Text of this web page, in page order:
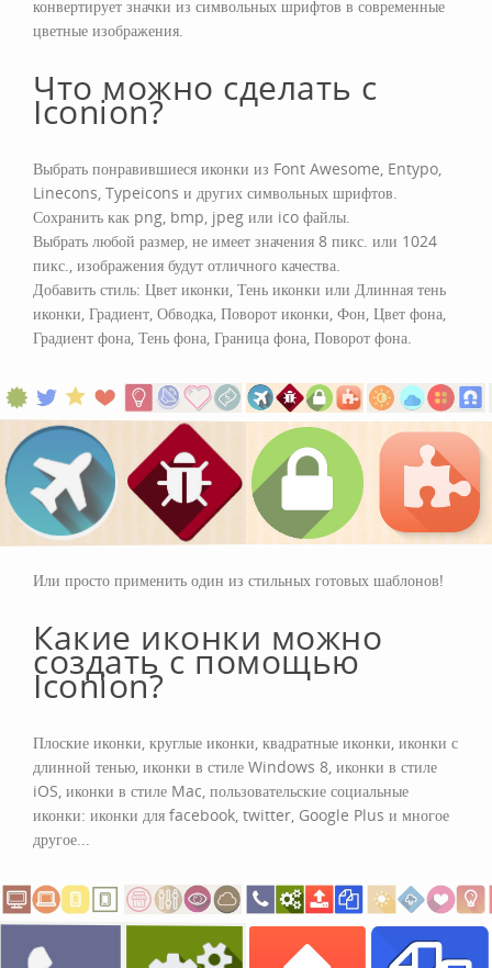
конвертирует значки из символьных шрифтов в современные
цветные изображения.
Что можно сделать с
Iconion?
Выбрать понравившиеся иконки из Font Awesome, Entypo,
Linecons, Typeicons и других символьных шрифтов.
Сохранить как png, bmp, jpeg или ico файлы.
Выбрать любой размер, не имеет значения 8 пикс. или 1024
пикс., изображения будут отличного качества.
Добавить стиль: Цвет иконки, Тень иконки или Длинная тень
иконки, Градиент, Обводка, Поворот иконки, Фон, Цвет фона,
Градиент фона, Тень фона, Граница фона, Поворот фона.
Icon long shadow
Или просто применить один из стильных готовых шаблонов!
Какие иконки можно
создать с помощью
Iconion?
Плоские иконки, круглые иконки, квадратные иконки, иконки с
длинной тенью, иконки в стиле Windows 8, иконки в стиле
iOS, иконки в стиле Mac, пользовательские социальные
иконки: иконки для facebook, twitter, Google Plus и многое
другое...